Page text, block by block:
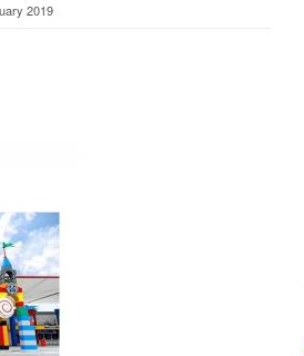
2019